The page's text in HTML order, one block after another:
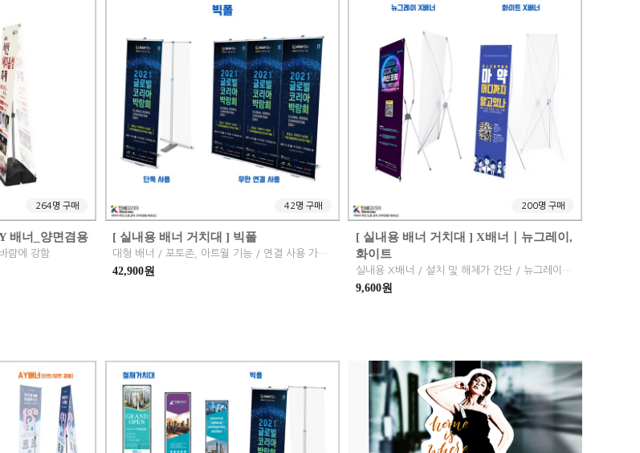
264명 구매
배너_양면겸용
람에 강함
42명 구매
[ 실내용 배너 거치대 ] 빅폴
대형 배너 / 포토존, 아트월 기능 / 연결 사용 가능(부속 별도)
42,900원
200명 구매
[ 실내용 배너 거치대 ] X배너｜뉴그레이,
화이트
실내용 X배너 / 설치 및 해체가 간단 / 뉴그레이, 화이트
9,600원